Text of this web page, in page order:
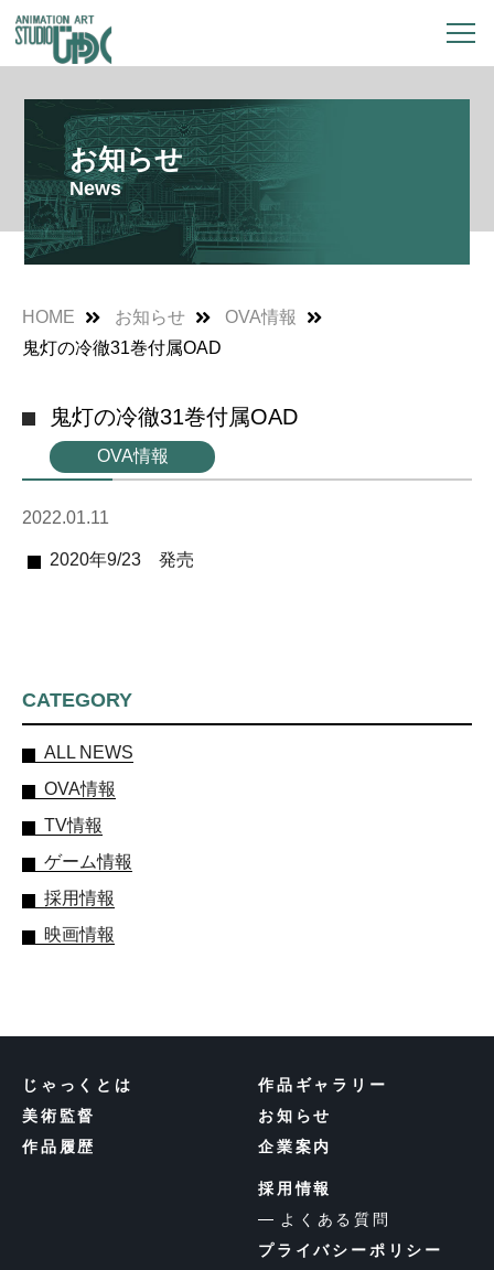
お知らせ
News
HOME お知らせ
OVA情報
鬼灯の冷徹31巻付属OAD
鬼灯の冷徹31巻付属OAD
OVA情報
2022.01.11
2020年9/23 発売
CATEGORY
ALL NEWS
OVA情報
TV情報
ゲーム情報
採用情報
映画情報
じゃっくとは
美術監督
作品履歴
作品ギャラリー
お知らせ
企業案内
採用情報
よくある質問
プライバシーポリシー